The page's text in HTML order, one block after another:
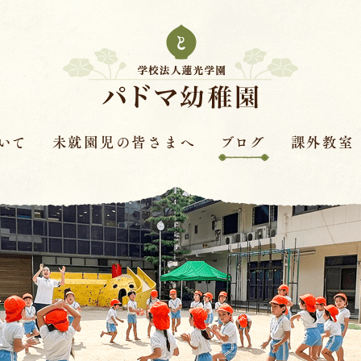
て 未就園児の皆さまへ
次年度園児募集要項
保護者さまの声
見学会・体験保育・説明
会
学費
ブログ
はすの実ダイアリー
赤色赤光
課外教室
キンダースクー
体操教室
ピアノ教室